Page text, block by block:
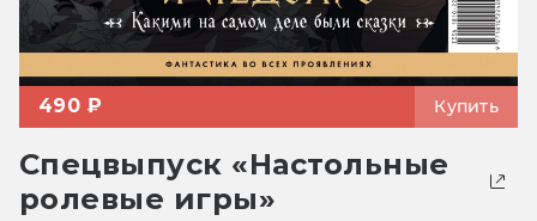
490 ₽ Купить
Спецвыпуск «Настольные
ролевые игры»